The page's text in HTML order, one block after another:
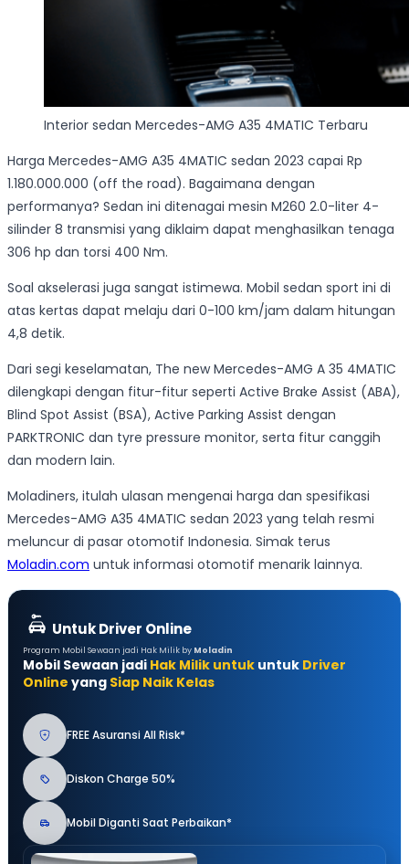
Interior sedan Mercedes-AMG A35 4MATIC Terbaru
Harga Mercedes-AMG A35 4MATIC sedan 2023 capai Rp
1.180.000.000 (off the road). Bagaimana dengan
performanya? Sedan ini ditenagai mesin M260 2.0-liter 4-
silinder 8 transmisi yang diklaim dapat menghasilkan tenaga
306 hp dan torsi 400 Nm.
Soal akselerasi juga sangat istimewa. Mobil sedan sport ini di
atas kertas dapat melaju dari 0-100 km/jam dalam hitungan
4,8 detik.
Dari segi keselamatan, The new Mercedes-AMG A 35 4MATIC
dilengkapi dengan fitur-fitur seperti Active Brake Assist (ABA),
Blind Spot Assist (BSA), Active Parking Assist dengan
PARKTRONIC dan tyre pressure monitor, serta fitur canggih
dan modern lain.
Moladiners, itulah ulasan mengenai harga dan spesifikasi
Mercedes-AMG A35 4MATIC sedan 2023 yang telah resmi
meluncur di pasar otomotif Indonesia. Simak terus
Moladin.com untuk informasi otomotif menarik lainnya.
Untuk Driver Online
Program Mobil Sewaan jadi Hak Milik by Moladin
Mobil Sewaan jadi Hak Milik untuk untuk Driver
Online yang Siap Naik Kelas
FREE Asuransi All Risk*
Diskon Charge 50%
Mobil Diganti Saat Perbaikan*